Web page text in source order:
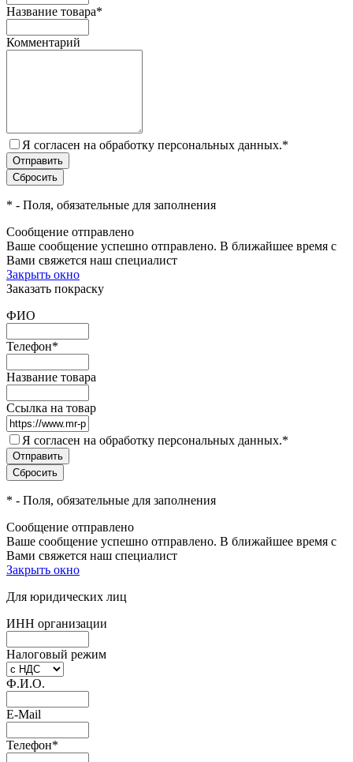
Название товара*
Комментарий
Я согласен на обработку персональных данных.*
* - Поля, обязательные для заполнения
Сообщение отправлено
Ваше сообщение успешно отправлено. В ближайшее время с
Вами свяжется наш специалист
Закрыть окно
Заказать покраску
ФИО
Телефон*
Название товара
Ссылка на товар
Я согласен на обработку персональных данных.*
* - Поля, обязательные для заполнения
Сообщение отправлено
Ваше сообщение успешно отправлено. В ближайшее время с
Вами свяжется наш специалист
Закрыть окно
Для юридических лиц
ИНН организации
Налоговый режим
Ф.И.О.
E-Mail
Телефон*